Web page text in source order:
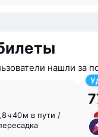
нашли за
8 ⁠ч 40 ⁠м в пути /